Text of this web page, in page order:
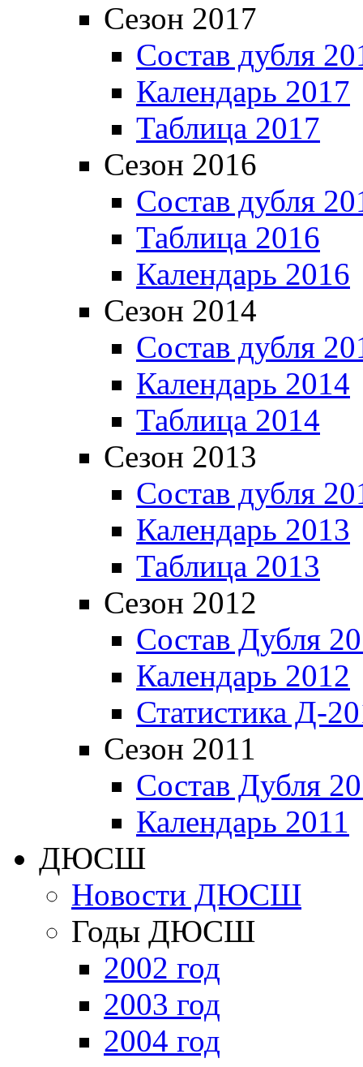
Сезон 2017
Состав дубля
Календарь 2017
Таблица 2017
Сезон 2016
Состав дубля
Таблица 2016
Календарь 2016
Сезон 2014
Состав дубля
Календарь 2014
Таблица 2014
Сезон 2013
Состав дубля
Календарь 2013
Таблица 2013
Сезон 2012
Состав Дубля
Календарь 2012
Статистика Д-
Сезон 2011
Состав Дубля
Календарь 2011
ДЮСШ
Новости ДЮСШ
Годы ДЮСШ
2002 год
2003 год
2004 год